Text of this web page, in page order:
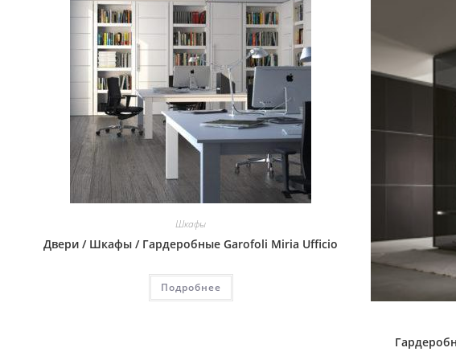
Шкафы
Двери / Шкафы / Гардеробные Garofoli Miria Ufficio
Подробнее